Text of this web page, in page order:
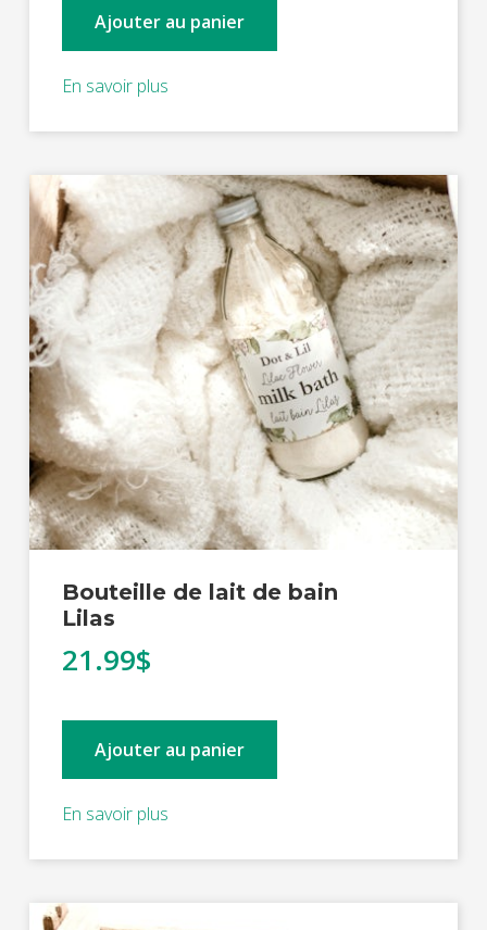
Ajouter au panier
En savoir plus
Bouteille de lait de bain
Lilas
21.99$
Ajouter au panier
En savoir plus